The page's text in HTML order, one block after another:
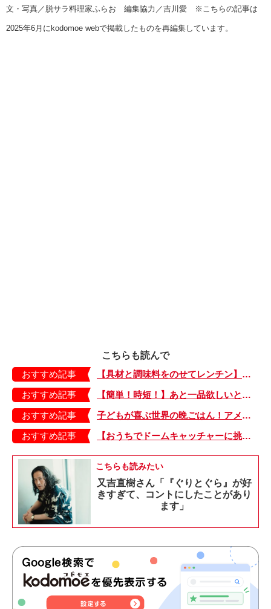
文・写真／脱サラ料理家ふらお 編集協力／吉川愛 ※こちらの記事は
2025年6月にkodomoe webで掲載したものを再編集しています。
こちらも読んで
おすすめ記事
【具材と調味料をのせてレンチン】ケチャップ×バターの王道味！「うどんナポリタン」のできあがり♪
おすすめ記事
【簡単！時短！】あと一品欲しいときにおすすめの「卵とレタスの炒めもの」のレシピ
おすすめ記事
子どもが喜ぶ世界の晩ごはん！アメリカのフライドチキン＆フライドポテト
おすすめ記事
【おうちでドームキャッチャーに挑戦だ】アンパンマン わくわくドームキャッチャー
こちらも読みたい
又吉直樹さん「『ぐりとぐら』が好
きすぎて、コントにしたことがあり
ます」